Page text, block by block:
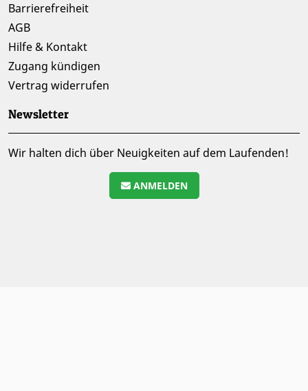
Barrierefreiheit
AGB
Hilfe & Kontakt
Zugang kündigen
Vertrag widerrufen
Newsletter
Wir halten dich über Neuigkeiten auf dem Laufenden!
ANMELDEN